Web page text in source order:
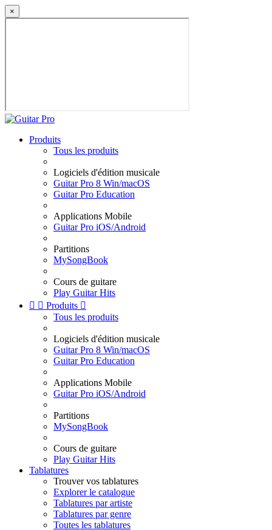
×
Produits
Tous les produits
Logiciels d'édition musicale
Guitar Pro 8 Win/macOS
Guitar Pro Education
Applications Mobile
Guitar Pro iOS/Android
Partitions
MySongBook
Cours de guitare
Play Guitar Hits
  Produits 
Tous les produits
Logiciels d'édition musicale
Guitar Pro 8 Win/macOS
Guitar Pro Education
Applications Mobile
Guitar Pro iOS/Android
Partitions
MySongBook
Cours de guitare
Play Guitar Hits
Tablatures
Trouver vos tablatures
Explorer le catalogue
Tablatures par artiste
Tablatures par genre
Toutes les tablatures